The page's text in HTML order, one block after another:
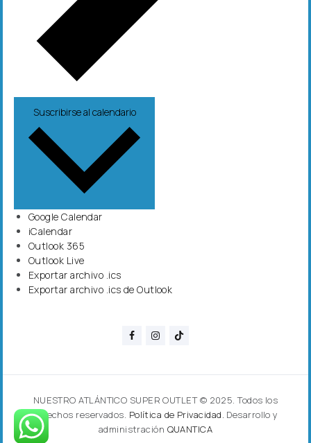
Suscribirse al calendario
Google Calendar
iCalendar
Outlook 365
Outlook Live
Exportar archivo .ics
Exportar archivo .ics de Outlook
NUESTRO ATLÁNTICO SUPER OUTLET © 2025. Todos los
derechos reservados. Política de Privacidad. Desarrollo y
administración QUANTICA